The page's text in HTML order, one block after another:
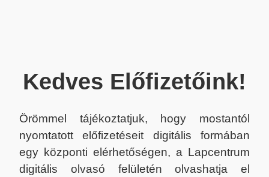
Kedves Előfizetőink!
Örömmel tájékoztatjuk, hogy mostantól
nyomtatott előfizetéseit digitális formában
egy központi elérhetőségen, a Lapcentrum
digitális olvasó felületén olvashatja el